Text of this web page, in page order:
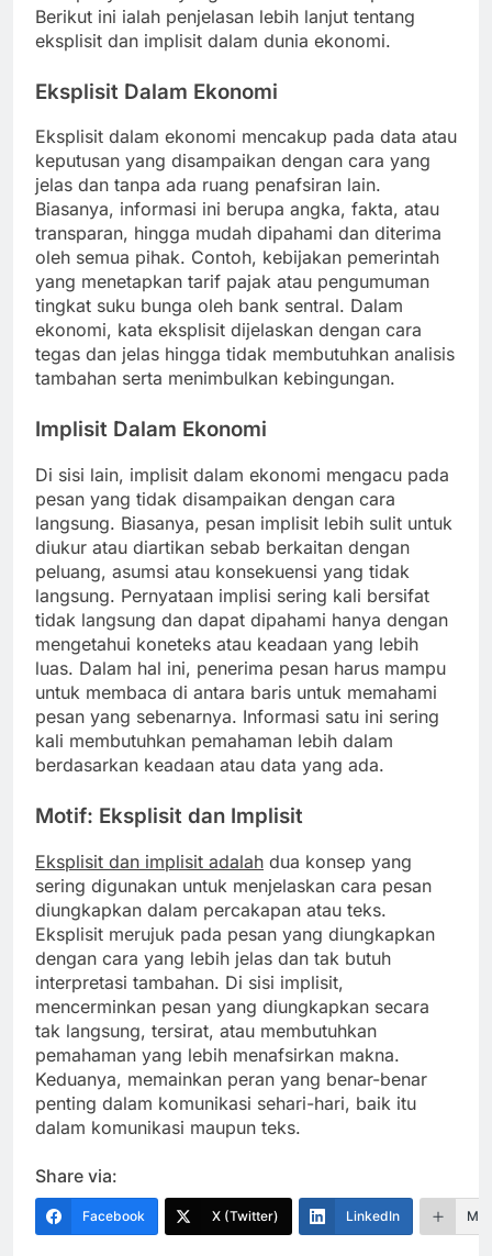
Berikut ini ialah penjelasan lebih lanjut tentang
eksplisit dan implisit dalam dunia ekonomi.
Eksplisit Dalam Ekonomi
Eksplisit dalam ekonomi mencakup pada data atau
keputusan yang disampaikan dengan cara yang
jelas dan tanpa ada ruang penafsiran lain.
Biasanya, informasi ini berupa angka, fakta, atau
transparan, hingga mudah dipahami dan diterima
oleh semua pihak. Contoh, kebijakan pemerintah
yang menetapkan tarif pajak atau pengumuman
tingkat suku bunga oleh bank sentral. Dalam
ekonomi, kata eksplisit dijelaskan dengan cara
tegas dan jelas hingga tidak membutuhkan analisis
tambahan serta menimbulkan kebingungan.
Implisit Dalam Ekonomi
Di sisi lain, implisit dalam ekonomi mengacu pada
pesan yang tidak disampaikan dengan cara
langsung. Biasanya, pesan implisit lebih sulit untuk
diukur atau diartikan sebab berkaitan dengan
peluang, asumsi atau konsekuensi yang tidak
langsung. Pernyataan implisi sering kali bersifat
tidak langsung dan dapat dipahami hanya dengan
mengetahui koneteks atau keadaan yang lebih
luas. Dalam hal ini, penerima pesan harus mampu
untuk membaca di antara baris untuk memahami
pesan yang sebenarnya. Informasi satu ini sering
kali membutuhkan pemahaman lebih dalam
berdasarkan keadaan atau data yang ada.
Motif: Eksplisit dan Implisit
Eksplisit dan implisit adalah dua konsep yang
sering digunakan untuk menjelaskan cara pesan
diungkapkan dalam percakapan atau teks.
Eksplisit merujuk pada pesan yang diungkapkan
dengan cara yang lebih jelas dan tak butuh
interpretasi tambahan. Di sisi implisit,
mencerminkan pesan yang diungkapkan secara
tak langsung, tersirat, atau membutuhkan
pemahaman yang lebih menafsirkan makna.
Keduanya, memainkan peran yang benar-benar
penting dalam komunikasi sehari-hari, baik itu
dalam komunikasi maupun teks.
Share via:
Facebook X (Twitter) LinkedIn